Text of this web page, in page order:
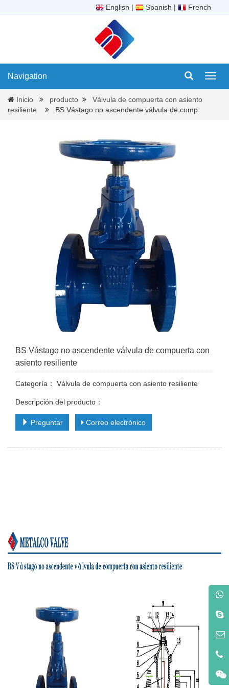
English | Spanish | French
Navigation
Inicio producto
Válvula de compuerta con asiento
resiliente
BS Vástago no ascendente válvula de comp
BS Vástago no ascendente válvula de compuerta con
asiento resiliente
Categoría： Válvula de compuerta con asiento resiliente
Descripción del producto：
Preguntar Correo electrónico